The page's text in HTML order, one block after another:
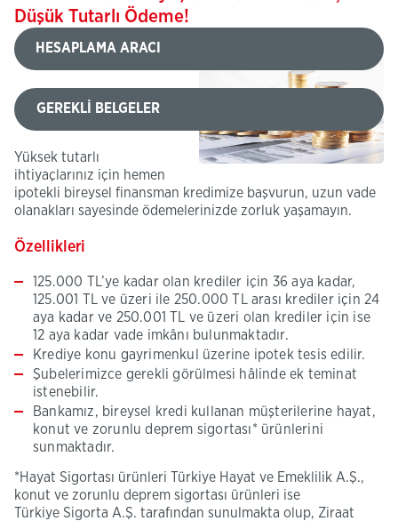
Düşük Tutarlı Ödeme!
HESAPLAMA ARACI
GEREKLİ BELGELER
Yüksek tutarlı
ihtiyaçlarınız için hemen
ipotekli bireysel finansman kredimize başvurun, uzun vade
olanakları sayesinde ödemelerinizde zorluk yaşamayın.
Özellikleri
125.000 TL’ye kadar olan krediler için 36 aya kadar,
125.001 TL ve üzeri ile 250.000 TL arası krediler için 24
aya kadar ve 250.001 TL ve üzeri olan krediler için ise
12 aya kadar vade imkânı bulunmaktadır.
Krediye konu gayrimenkul üzerine ipotek tesis edilir.
Şubelerimizce gerekli görülmesi hâlin​de​ ek teminat
istenebilir.
Bankamız, bireysel kredi kullanan müşterilerine hayat,
konut ve zorunlu deprem sigortası* ürünlerini
sunmaktadır.
*Hayat Sigortası ürünleri Türkiye Hayat ve Emeklilik A.Ş.,
konut ve zorunlu deprem sigortası ürünleri ise
Türkiye Sigorta A.Ş. tarafından sunulmakta olup, Ziraat